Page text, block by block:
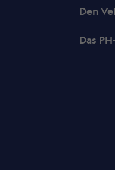
Den
Das